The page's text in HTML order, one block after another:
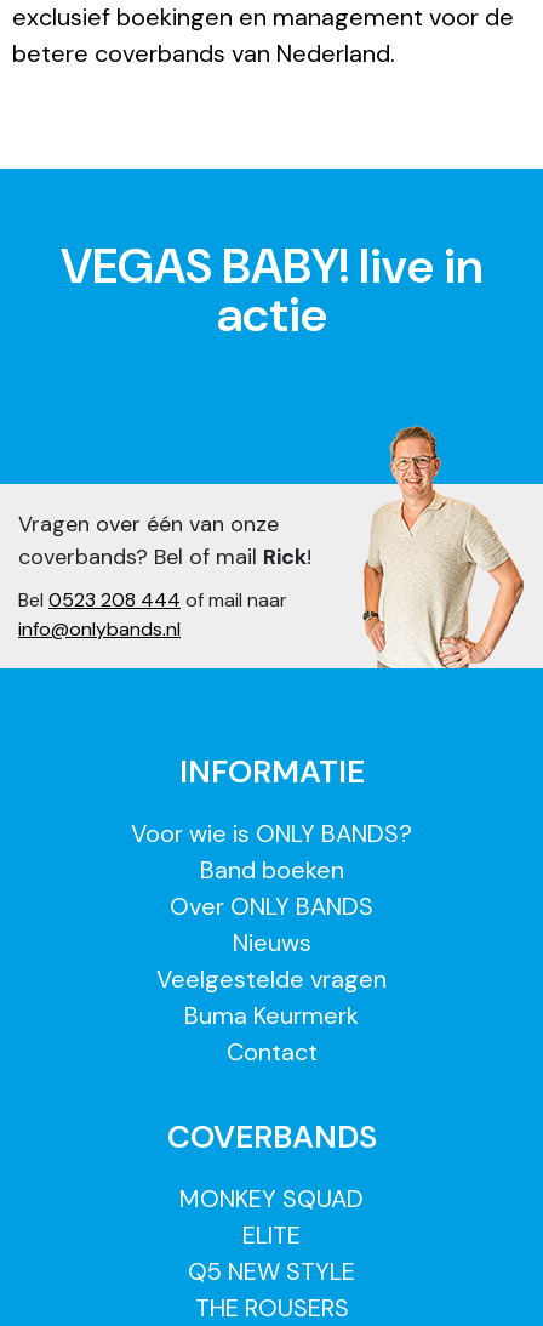
exclusief boekingen en management voor de
betere coverbands van Nederland.
VEGAS BABY! live in
actie
Vragen over één van onze
coverbands? Bel of mail Rick!
Bel 0523 208 444 of mail naar
info@onlybands.nl
INFORMATIE
Voor wie is ONLY BANDS?
Band boeken
Over ONLY BANDS
Nieuws
Veelgestelde vragen
Buma Keurmerk
Contact
COVERBANDS
MONKEY SQUAD
ELITE
Q5 NEW STYLE
THE ROUSERS